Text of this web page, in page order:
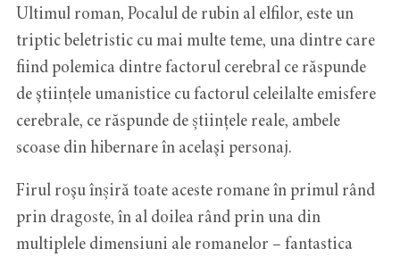
Ultimul roman, Pocalul de rubin al elfilor, este un
triptic beletristic cu mai multe teme, una dintre care
fiind polemica dintre factorul cerebral ce răspunde
de ştiinţele umanistice cu factorul celeilalte emisfere
cerebrale, ce răspunde de științele reale, ambele
scoase din hibernare în acelaşi personaj.
Firul roşu înșiră toate aceste romane în primul rând
prin dragoste, în al doilea rând prin una din
multiplele dimensiuni ale romanelor – fantastica